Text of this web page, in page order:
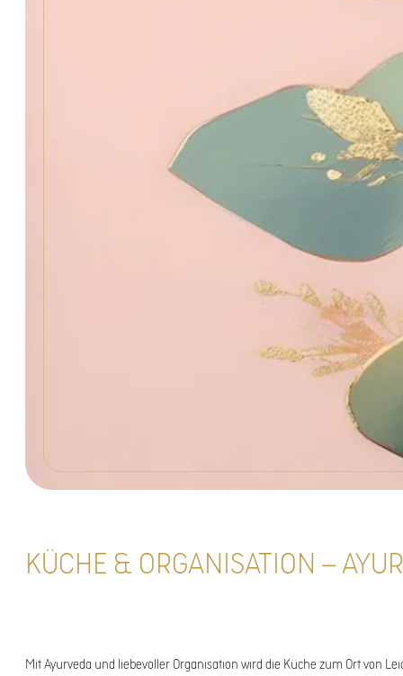
KÜCHE & ORGANISATION –
Mit Ayurveda und liebevoller Organisation wird die Küche zum Ort von